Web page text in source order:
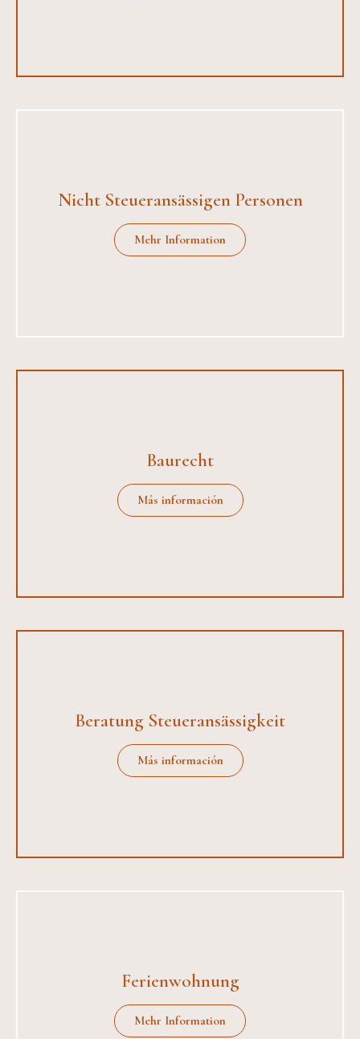
Nicht Steueransässigen Personen
Mehr Information
Baurecht
Más información
Beratung Steueransässigkeit
Más información
Ferienwohnung
Mehr Information